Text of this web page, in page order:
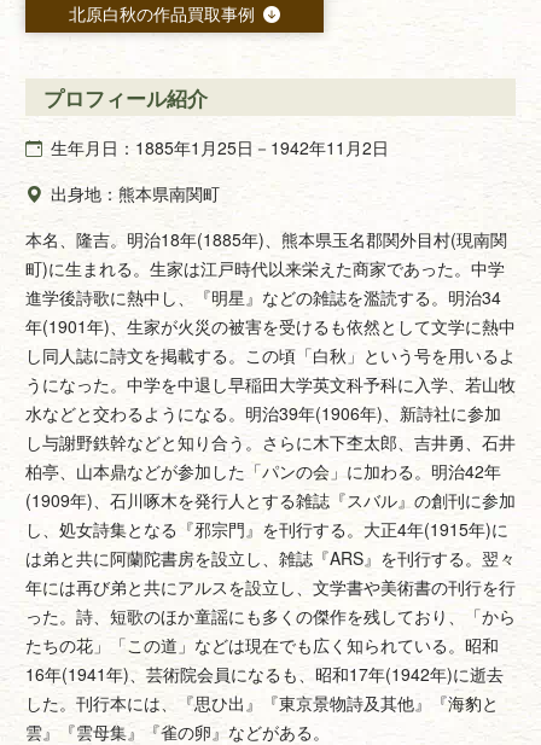
北原白秋の作品買取事例
プロフィール紹介
生年月日：1885年1月25日－1942年11月2日
出身地：熊本県南関町
本名、隆吉。明治18年(1885年)、熊本県玉名郡関外目村(現南関
町)に生まれる。生家は江戸時代以来栄えた商家であった。中学
進学後詩歌に熱中し、『明星』などの雑誌を濫読する。明治34
年(1901年)、生家が火災の被害を受けるも依然として文学に熱中
し同人誌に詩文を掲載する。この頃「白秋」という号を用いるよ
うになった。中学を中退し早稲田大学英文科予科に入学、若山牧
水などと交わるようになる。明治39年(1906年)、新詩社に参加
し与謝野鉄幹などと知り合う。さらに木下杢太郎、吉井勇、石井
柏亭、山本鼎などが参加した「パンの会」に加わる。明治42年
(1909年)、石川啄木を発行人とする雑誌『スバル』の創刊に参加
し、処女詩集となる『邪宗門』を刊行する。大正4年(1915年)に
は弟と共に阿蘭陀書房を設立し、雑誌『ARS』を刊行する。翌々
年には再び弟と共にアルスを設立し、文学書や美術書の刊行を行
った。詩、短歌のほか童謡にも多くの傑作を残しており、「から
たちの花」「この道」などは現在でも広く知られている。昭和
16年(1941年)、芸術院会員になるも、昭和17年(1942年)に逝去
した。刊行本には、『思ひ出』『東京景物詩及其他』『海豹と
雲』『雲母集』『雀の卵』などがある。